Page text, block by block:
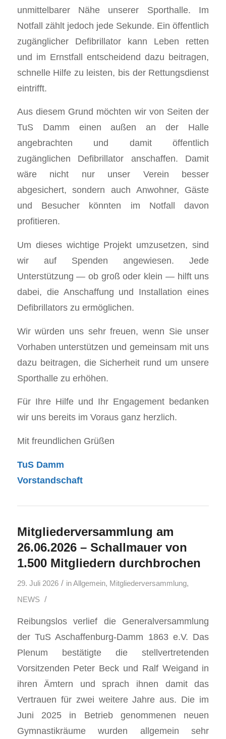
unmittelbarer Nähe unserer Sporthalle. Im
Notfall zählt jedoch jede Sekunde. Ein öffentlich
zugänglicher Defibrillator kann Leben retten
und im Ernstfall entscheidend dazu beitragen,
schnelle Hilfe zu leisten, bis der Rettungsdienst
eintrifft.
Aus diesem Grund möchten wir von Seiten der
TuS Damm einen außen an der Halle
angebrachten und damit öffentlich
zugänglichen Defibrillator anschaffen. Damit
wäre nicht nur unser Verein besser
abgesichert, sondern auch Anwohner, Gäste
und Besucher könnten im Notfall davon
profitieren.
Um dieses wichtige Projekt umzusetzen, sind
wir auf Spenden angewiesen. Jede
Unterstützung — ob groß oder klein — hilft uns
dabei, die Anschaffung und Installation eines
Defibrillators zu ermöglichen.
Wir würden uns sehr freuen, wenn Sie unser
Vorhaben unterstützen und gemeinsam mit uns
dazu beitragen, die Sicherheit rund um unsere
Sporthalle zu erhöhen.
Für Ihre Hilfe und Ihr Engagement bedanken
wir uns bereits im Voraus ganz herzlich.
Mit freundlichen Grüßen
TuS Damm
Vorstandschaft
Mitgliederversammlung am
26.06.2026 – Schallmauer von
1.500 Mitgliedern durchbrochen
29. Juli 2026 / inAllgemein, Mitgliederversammlung,
NEWS /
Reibungslos verlief die Generalversammlung
der TuS Aschaffenburg-Damm 1863 e.V. Das
Plenum bestätigte die stellvertretenden
Vorsitzenden Peter Beck und Ralf Weigand in
ihren Ämtern und sprach ihnen damit das
Vertrauen für zwei weitere Jahre aus. Die im
Juni 2025 in Betrieb genommenen neuen
Gymnastikräume wurden allgemein sehr